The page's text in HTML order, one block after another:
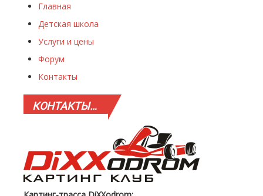
Главная
Детская школа
Услуги и цены
Форум
Контакты
КОНТАКТЫ…